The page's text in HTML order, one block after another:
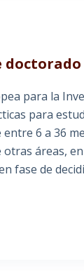
doctorado
para la
para
6 a 36
áreas,
fase de